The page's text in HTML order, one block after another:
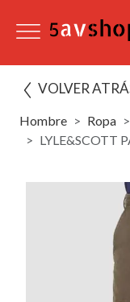
VOLVER
Hombre Ropa
LYLE&SCOTT